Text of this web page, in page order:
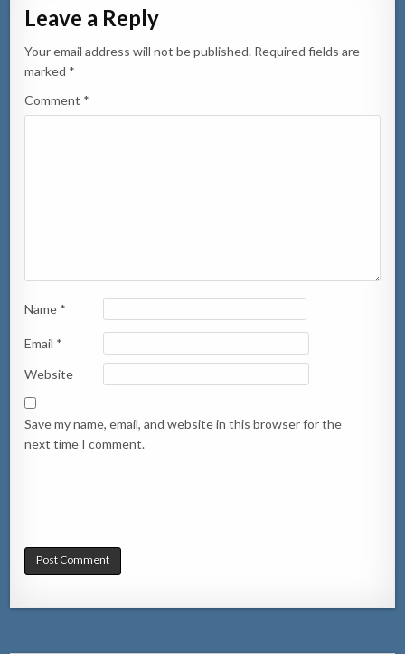
Leave a Reply
Your email address will not be published. Required fields are
marked *
Comment *
Name *
Email *
Website
Save my name, email, and website in this browser for the
next time I comment.